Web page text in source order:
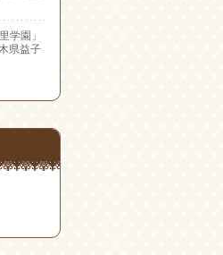
学園」
県益子